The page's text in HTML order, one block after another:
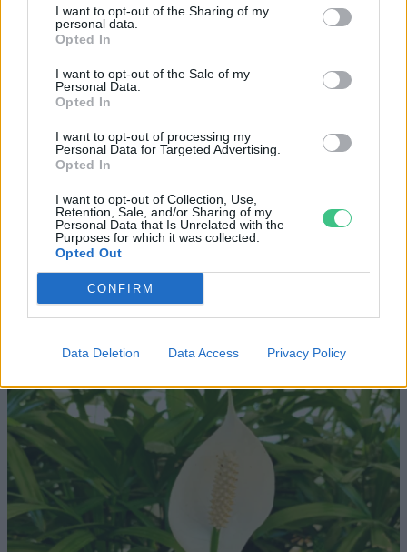
I want to opt-out of the Sharing of my
personal data.
Opted In
I want to opt-out of the Sale of my
Personal Data.
Opted In
I want to opt-out of processing my
Personal Data for Targeted Advertising.
Opted In
I want to opt-out of Collection, Use,
Retention, Sale, and/or Sharing of my
Personal Data that Is Unrelated with the
Purposes for which it was collected.
Opted Out
CONFIRM
Data Deletion Data Access Privacy Policy
„Mindegy már, hogy milyen
víz, csak víz legyen” |
Greendex 55:58
A
Vitorlavirág – Így lesz gyönyörű
a te lakásodban is